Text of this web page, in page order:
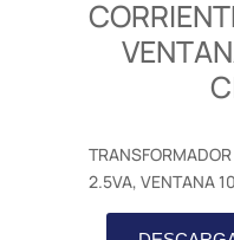
2.5VA, VENTANA